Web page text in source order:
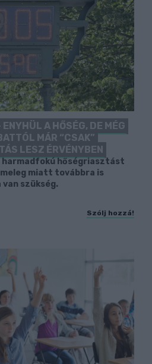
A HŐSÉG, DE MÉG
MÁR “CSAK”
LESZ ÉRVÉNYBEN
hőségriasztást
miatt továbbra is
szükség.
Szólj hozzá!